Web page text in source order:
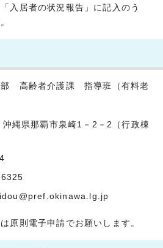
入居者の状況報告」に記入のう
高齢者介護課 指導班（有料老
縄県那覇市泉崎1－2－2（行政棟
則電子申請でお願いします。